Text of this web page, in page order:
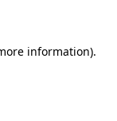
information).